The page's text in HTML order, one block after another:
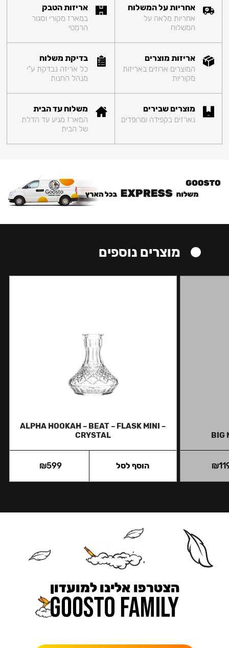
אחריות על המשלוח
אחריות מלאה על
המשלוח
אריזות הטבק
במארז מקורי וסגור
הרמטי
אריזות מוצרים
המוצרים ארוזים באריזות
מקוריות
בדיקת משלוח
כל אריזה נבדקת ע"י
מנהל החנות
מוצרים שבירים
נארזים בקפידה ומרופדים
משלוח עד הבית
המארז מגיע עד הדלת
של הבית
מוצרים נוספים
BIG
₪
ALPHA HOOKAH – BEAT – FLASK MINI –
CRYSTAL
₪599 הוסף לסל
הצטרפו אלינו למועדון